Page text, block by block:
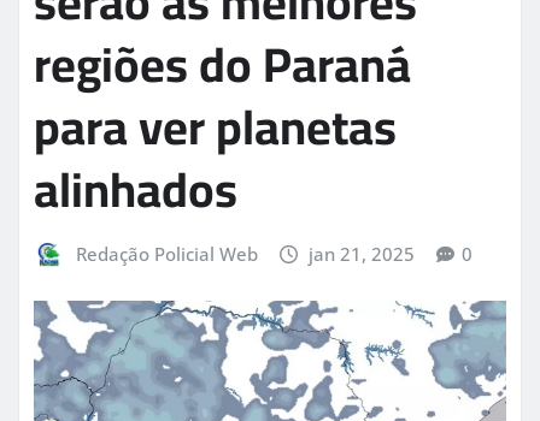
regiões do Paraná
para ver planetas
alinhados
Redação Policial Web jan 21, 2025 0